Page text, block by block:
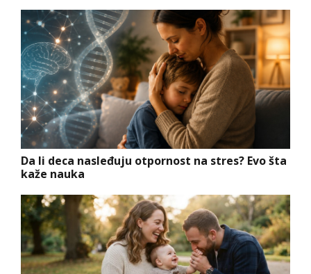
Da li deca nasleđuju otpornost na stres? Evo šta
kaže nauka